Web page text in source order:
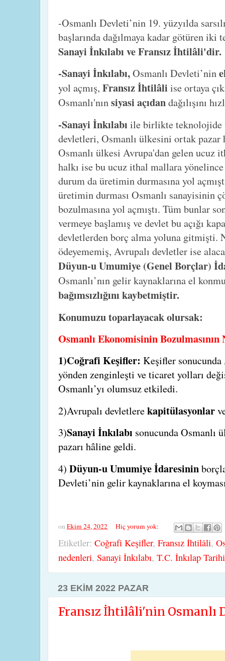
-Osmanlı Devleti’nin 19. yüzyılda
başlarında dağılmaya kadar götüren iki
Sanayi İnkılabı ve Fransız İhtilâli'dir.
-Sanayi İnkılabı,Osmanlı Devleti’nin
yol açmış, Fransız İhtilâli ise ortaya
Osmanlı'nınsiyasi açıdandağılışını
-Sanayi İnkılabı ile birlikte teknolojide
devletleri, Osmanlı ülkesini ortak
Osmanlı ülkesi Avrupa'dan gelen ucuz
halkı ise bu ucuz ithal mallara
durum da üretimin durmasına yol
üretimin durması Osmanlı sanayisinin
bozulmasına yol açmıştı. Tüm bunlar
vermeye başlamış ve devlet bu açığı
devletlerden borç alma yoluna gitmişti.
ödeyememiş, Avrupalı devletler ise
Düyun-u Umumiye (Genel Borçlar)
Osmanlı’nın gelir kaynaklarına el
bağımsızlığını kaybetmiştir.
Konumuzu toparlayacak olursak:
Osmanlı Ekonomisinin
1)Coğrafi Keşifler: Keşifler
yönden zenginleşti ve ticaret yolları
Osmanlı’yı olumsuz etkiledi.
2)Avrupalı devletlerekapitülasyonlar
3)Sanayi İnkılabı sonucunda Osmanlı
pazarı hâline geldi.
4) Düyun-u Umumiye İdaresinin
Devleti’nin gelir kaynaklarına el
on Ekim 24, 2022 Hiç yorum yok:
Etiketler: Coğrafi Keşifler, Fransız İhtilâli,
nedenleri, Sanayi İnkılabı, T.C. İnkılap Tarihi
23 EKIM 2022 PAZAR
Fransız İhtilâli'nin Osmanlı